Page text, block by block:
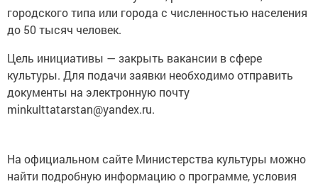
городского типа или города с численностью населения
до 50 тысяч человек.
Цель инициативы — закрыть вакансии в сфере
культуры. Для подачи заявки необходимо отправить
документы на электронную почту
minkulttatarstan@yandex.ru.
На официальном сайте Министерства культуры можно
найти подробную информацию о программе, условия